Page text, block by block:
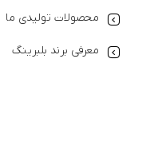
محصولات تولیدی ما
معرفی برند بلبرینگ